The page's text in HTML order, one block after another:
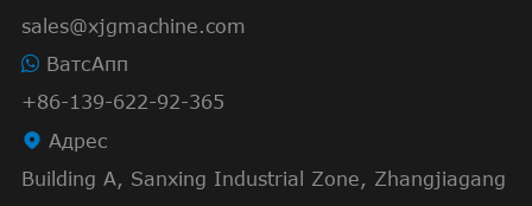
sales@xjgmachine.com
ВатсАпп
+86-139-622-92-365
 Адрес
Building A, Sanxing Industrial Zone, Zhangjiagang